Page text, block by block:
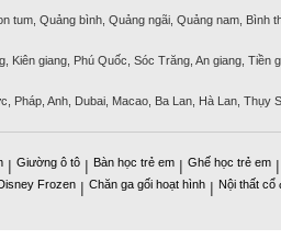
tum, Quảng bình, Quảng ngãi, Quảng nam, Bình
giang, Phú Quốc, Sóc Trăng, An giang,
Pháp, Anh, Dubai, Macao, Ba Lan, Hà Lan, Thụy
| Giường ô tô | Bàn học trẻ em | Ghế học trẻ em |
Frozen | Chăn ga gối hoạt hình | Nội thất cổ